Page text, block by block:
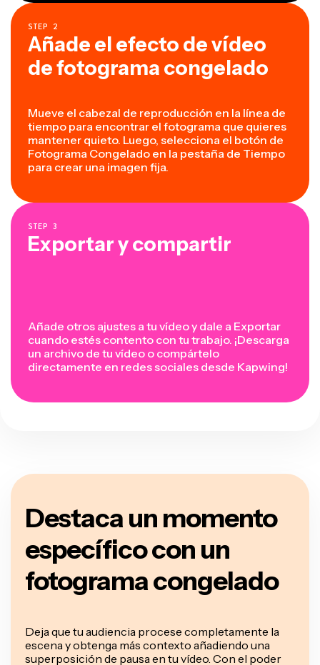
STEP 2
Añade el efecto de vídeo
de fotograma congelado
Mueve el cabezal de reproducción en la línea de
tiempo para encontrar el fotograma que quieres
mantener quieto. Luego, selecciona el botón de
Fotograma Congelado en la pestaña de Tiempo
para crear una imagen fija.
STEP 3
Exportar y compartir
Añade otros ajustes a tu vídeo y dale a Exportar
cuando estés contento con tu trabajo. ¡Descarga
un archivo de tu vídeo o compártelo
directamente en redes sociales desde Kapwing!
Destaca un momento
específico con un
fotograma congelado
Deja que tu audiencia procese completamente la
escena y obtenga más contexto añadiendo una
superposición de pausa en tu vídeo. Con el poder